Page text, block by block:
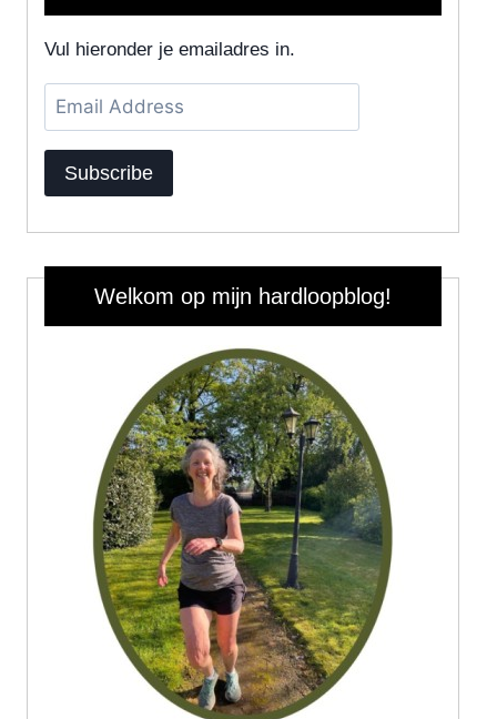
Vul hieronder je emailadres in.
Email
Address
Subscribe
Welkom op mijn hardloopblog!